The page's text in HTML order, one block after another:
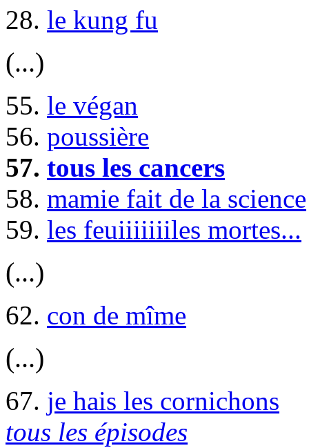
28. le kung fu
(...)
55. le végan
56. poussière
57. tous les cancers
58. mamie fait de la science
59. les feuiiiiiiiles mortes...
(...)
62. con de mîme
(...)
67. je hais les cornichons
tous les épisodes